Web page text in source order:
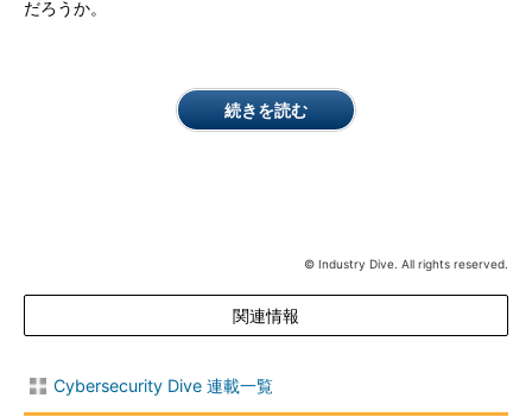
だろうか。
続きを読む
© Industry Dive. All rights reserved.
関連情報
Cybersecurity Dive 連載一覧